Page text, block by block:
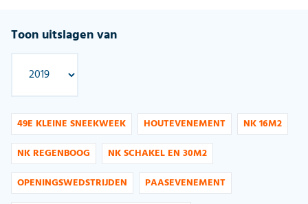
Toon uitslagen van
49E KLEINE SNEEKWEEK HOUTEVENEMENT
NK 16M2
NK REGENBOOG
NK SCHAKEL EN 30M2
OPENINGSWEDSTRIJDEN
PAASEVENEMENT